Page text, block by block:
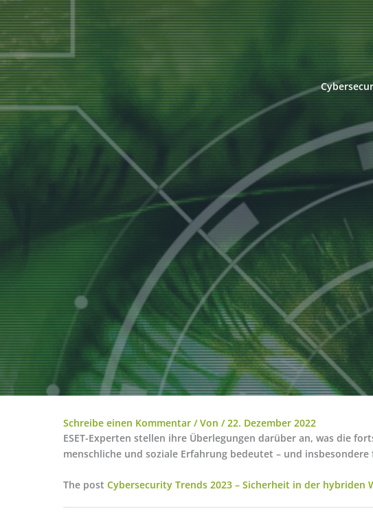
Schreibe einen Kommentar / Von /22. Dezember 2022
ESET-Experten stellen ihre Überlegungen darüber an, was die
menschliche und soziale Erfahrung bedeutet – und
The post Cybersecurity Trends 2023 – Sicherheit in der hybriden